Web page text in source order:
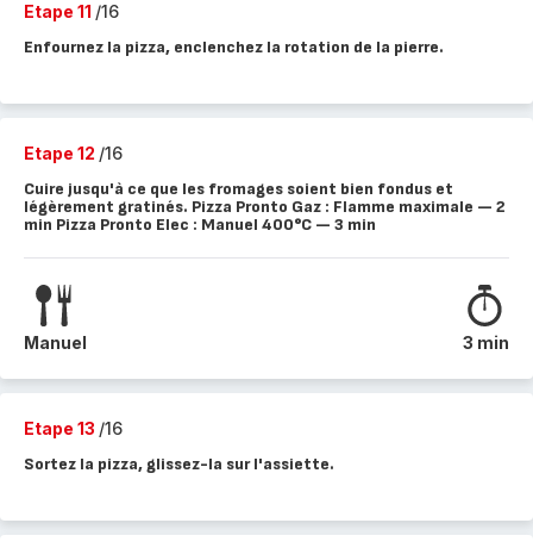
Etape 11 /16
Enfournez la pizza, enclenchez la rotation de la pierre.
Etape 12 /16
Cuire jusqu'à ce que les fromages soient bien fondus et
légèrement gratinés. Pizza Pronto Gaz : Flamme maximale — 2
min Pizza Pronto Elec : Manuel 400°C — 3 min
Manuel 3 min
Etape 13 /16
Sortez la pizza, glissez-la sur l'assiette.